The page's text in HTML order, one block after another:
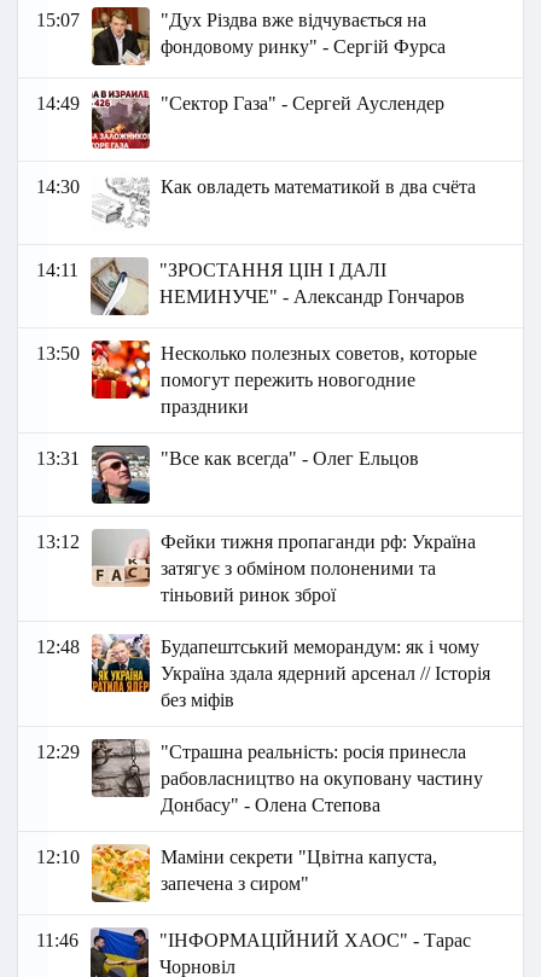
15:07
"Дух Різдва вже відчувається на
фондовому ринку" - Сергій Фурса
14:49 "Сектор Газа" - Сергей Ауслендер
14:30 Как овладеть математикой в два счёта
14:11
"ЗРОСТАННЯ ЦІН І ДАЛІ
НЕМИНУЧЕ" - Александр Гончаров
13:50
Несколько полезных советов, которые
помогут пережить новогодние
праздники
13:31 "Все как всегда" - Олег Ельцов
13:12
Фейки тижня пропаганди рф: Україна
затягує з обміном полоненими та
тіньовий ринок зброї
12:48
Будапештський меморандум: як і чому
Україна здала ядерний арсенал // Історія
без міфів
12:29
"Страшна реальність: росія принесла
рабовласництво на окуповану частину
Донбасу" - Олена Степова
12:10
Маміни секрети "Цвітна капуста,
запечена з сиром"
11:46
"ІНФОРМАЦІЙНИЙ ХАОС" - Тарас
Чорновіл